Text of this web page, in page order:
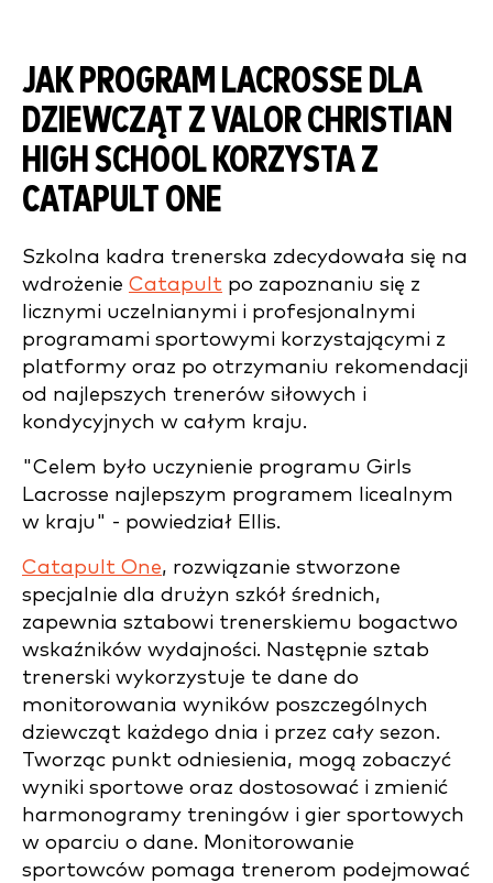
JAK PROGRAM LACROSSE DLA
DZIEWCZĄT Z VALOR CHRISTIAN
HIGH SCHOOL KORZYSTA Z
CATAPULT ONE
Szkolna kadra trenerska zdecydowała się na
wdrożenie Catapult po zapoznaniu się z
licznymi uczelnianymi i profesjonalnymi
programami sportowymi korzystającymi z
platformy oraz po otrzymaniu rekomendacji
od najlepszych trenerów siłowych i
kondycyjnych w całym kraju.
"Celem było uczynienie programu Girls
Lacrosse najlepszym programem licealnym
w kraju" - powiedział Ellis.
Catapult One, rozwiązanie stworzone
specjalnie dla drużyn szkół średnich,
zapewnia sztabowi trenerskiemu bogactwo
wskaźników wydajności. Następnie sztab
trenerski wykorzystuje te dane do
monitorowania wyników poszczególnych
dziewcząt każdego dnia i przez cały sezon.
Tworząc punkt odniesienia, mogą zobaczyć
wyniki sportowe oraz dostosować i zmienić
harmonogramy treningów i gier sportowych
w oparciu o dane. Monitorowanie
sportowców pomaga trenerom podejmować